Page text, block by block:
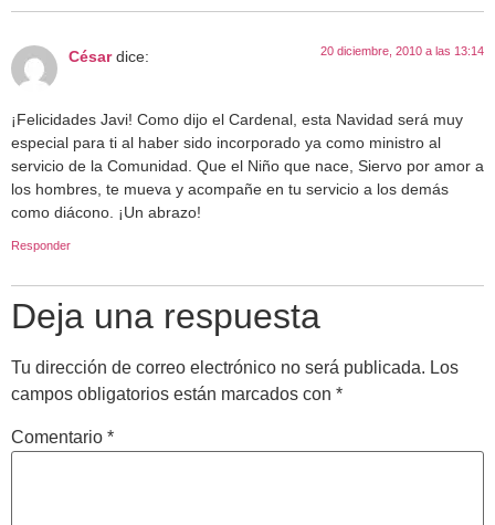
César dice: 20 diciembre, 2010 a las 13:14
¡Felicidades Javi! Como dijo el Cardenal, esta Navidad será muy
especial para ti al haber sido incorporado ya como ministro al
servicio de la Comunidad. Que el Niño que nace, Siervo por amor a
los hombres, te mueva y acompañe en tu servicio a los demás
como diácono. ¡Un abrazo!
Responder
Deja una respuesta
Tu dirección de correo electrónico no será publicada. Los
campos obligatorios están marcados con *
Comentario *